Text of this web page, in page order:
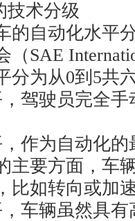
术分级
自动化水平
（SAE
分为从0到5共
驶员完全手
为自动化的
主要方面，车
比如转向或加
辆虽然具有